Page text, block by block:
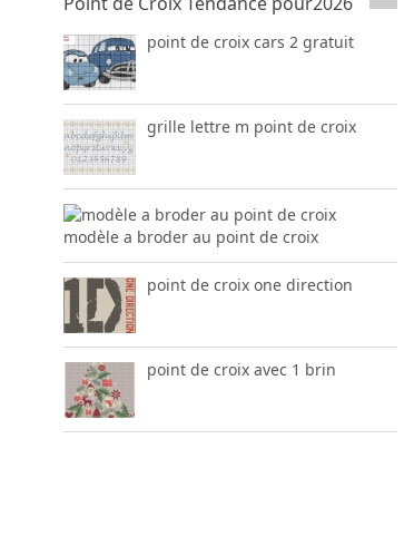
point de croix cars 2 gratuit
grille lettre m point de croix
modèle a broder au point de croix
point de croix one direction
point de croix avec 1 brin